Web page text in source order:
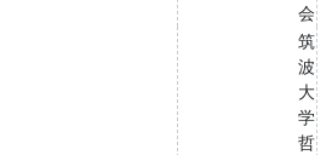
会
筑
波
大
学
哲